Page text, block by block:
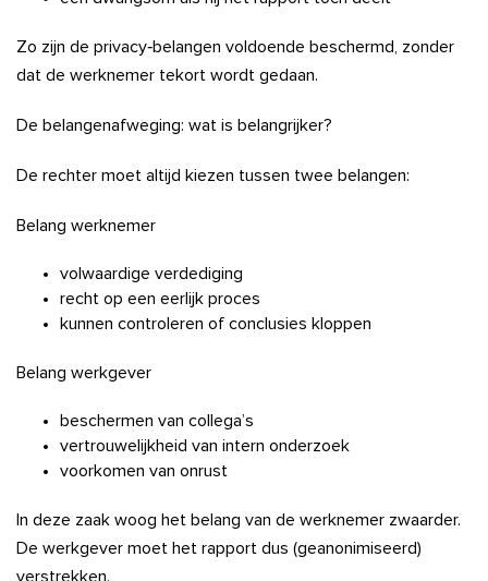
Zo zijn de privacy‑belangen voldoende beschermd, zonder
dat de werknemer tekort wordt gedaan.
De belangenafweging: wat is belangrijker?
De rechter moet altijd kiezen tussen twee belangen:
Belang werknemer
volwaardige verdediging
recht op een eerlijk proces
kunnen controleren of conclusies kloppen
Belang werkgever
beschermen van collega’s
vertrouwelijkheid van intern onderzoek
voorkomen van onrust
In deze zaak woog het belang van de werknemer zwaarder.
De werkgever moet het rapport dus (geanonimiseerd)
verstrekken.